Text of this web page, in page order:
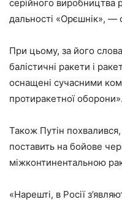
серійного виробництва
дальності «Орєшнік», —
При цьому, за його
балістичні ракети і
оснащені сучасними
протиракетної оборони».
Також Путін
поставить на бойове
міжконтинентальною
«Нарешті, в Росії